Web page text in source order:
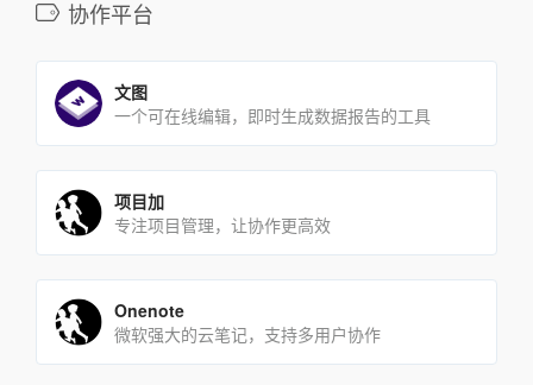
协作平台
文图
一个可在线编辑，即时生成数据报告的工具
项目加
专注项目管理，让协作更高效
Onenote
微软强大的云笔记，支持多用户协作